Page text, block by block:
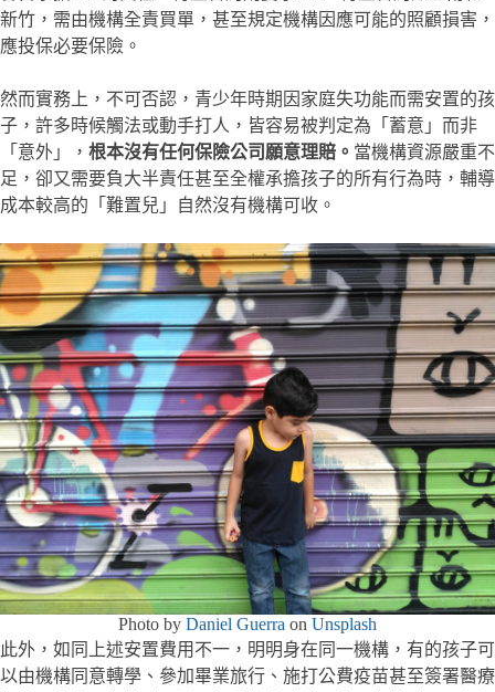
新竹，需由機構全責買單，甚至規定機構因應可能的照顧損害，
應投保必要保險。
然而實務上，不可否認，青少年時期因家庭失功能而需安置的孩
子，許多時候觸法或動手打人，皆容易被判定為「蓄意」而非
「意外」， 根本沒有任何保險公司願意理賠。 當機構資源嚴重不
足，卻又需要負大半責任甚至全權承擔孩子的所有行為時，輔導
成本較高的「難置兒」自然沒有機構可收。
Photo by Daniel Guerra on Unsplash
此外，如同上述安置費用不一，明明身在同一機構，有的孩子可
以由機構同意轉學、參加畢業旅行、施打公費疫苗甚至簽署醫療